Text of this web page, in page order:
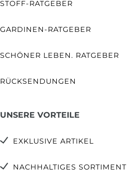
STOFF-RATGEBER
GARDINEN-RATGEBER
SCHÖNER LEBEN. RATGEBER
RÜCKSENDUNGEN
UNSERE VORTEILE
EXKLUSIVE ARTIKEL
NACHHALTIGES SORTIMENT